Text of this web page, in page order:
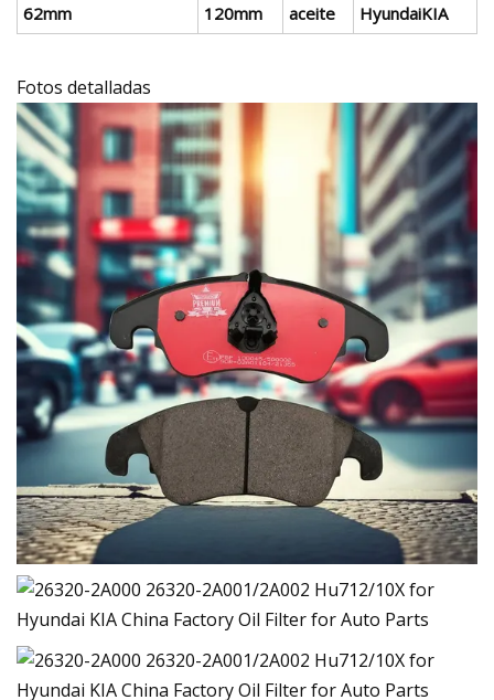
62mm
120mm aceite HyundaiKIA
Fotos detalladas